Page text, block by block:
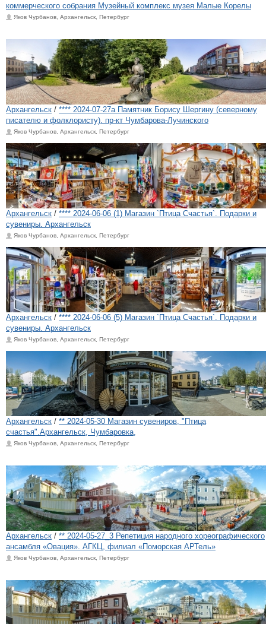
коммерческого собрания ​Музейный комплекс музея Малые Корелы
Яков Чурбанов, Архангельск, Петербург
Архангельск / **** 2024-07-27а Памятник Борису Шергину (северному
писателю и фолклористу). пр-кт Чумбарова-Лучинского
Яков Чурбанов, Архангельск, Петербург
Архангельск / **** 2024-06-06 (1) Магазин `Птица Счастья`. Подарки и
сувениры. Архангельск
Яков Чурбанов, Архангельск, Петербург
Архангельск / **** 2024-06-06 (5) Магазин `Птица Счастья`. Подарки и
сувениры. Архангельск
Яков Чурбанов, Архангельск, Петербург
Архангельск / ** 2024-05-30 Магазин сувениров, "Птица
счастья".Архангельск, Чумбаровка,
Яков Чурбанов, Архангельск, Петербург
Архангельск / ** 2024-05-27_3 Репетиция народного хореографического
ансамбля «Овация». АГКЦ, филиал «Поморская АРТель»
Яков Чурбанов, Архангельск, Петербург